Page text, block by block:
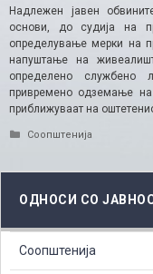
Надлежен јавен
основи, до судија на
определување мерки на
напуштање на
определено службено
привремено одземање
приближуваат на
Categories
Соопштенија
ОДНОСИ СО
Соопштенија